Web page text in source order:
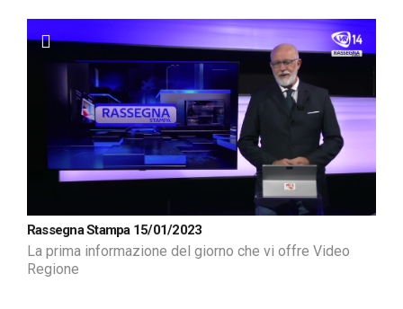
Rassegna Stampa 15/01/2023
La prima informazione del giorno che vi offre Video
Regione